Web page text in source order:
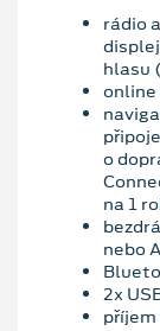
rádio
hlasu
online
o
na 1
nebo
2x
příjem